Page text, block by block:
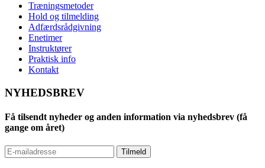
Træningsmetoder
Hold og tilmelding
Adfærdsrådgivning
Enetimer
Instruktører
Praktisk info
Kontakt
NYHEDSBREV
Få tilsendt nyheder og anden information via nyhedsbrev (få
gange om året)
Tilmeld